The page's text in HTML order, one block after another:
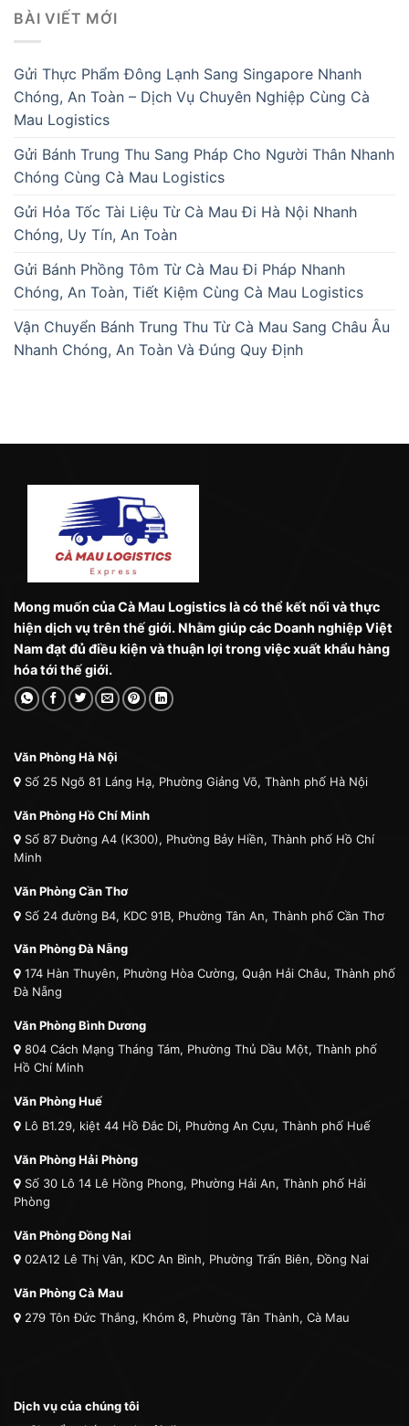
BÀI VIẾT MỚI
Gửi Thực Phẩm Đông Lạnh Sang Singapore Nhanh
Chóng, An Toàn – Dịch Vụ Chuyên Nghiệp Cùng Cà
Mau Logistics
Gửi Bánh Trung Thu Sang Pháp Cho Người Thân Nhanh
Chóng Cùng Cà Mau Logistics
Gửi Hỏa Tốc Tài Liệu Từ Cà Mau Đi Hà Nội Nhanh
Chóng, Uy Tín, An Toàn
Gửi Bánh Phồng Tôm Từ Cà Mau Đi Pháp Nhanh
Chóng, An Toàn, Tiết Kiệm Cùng Cà Mau Logistics
Vận Chuyển Bánh Trung Thu Từ Cà Mau Sang Châu Âu
Nhanh Chóng, An Toàn Và Đúng Quy Định
Mong muốn của Cà Mau Logistics là có thể kết nối và thực
hiện dịch vụ trên thế giới. Nhằm giúp các Doanh nghiệp Việt
Nam đạt đủ điều kiện và thuận lợi trong việc xuất khẩu hàng
hóa tới thế giới.
Văn Phòng Hà Nội
Số 25 Ngõ 81 Láng Hạ, Phường Giảng Võ, Thành phố Hà Nội
Văn Phòng Hồ Chí Minh
Số 87 Đường A4 (K300), Phường Bảy Hiền, Thành phố Hồ Chí
Minh
Văn Phòng Cần Thơ
Số 24 đường B4, KDC 91B, Phường Tân An, Thành phố Cần Thơ
Văn Phòng Đà Nẵng
174 Hàn Thuyên, Phường Hòa Cường, Quận Hải Châu, Thành phố
Đà Nẵng
Văn Phòng Bình Dương
804 Cách Mạng Tháng Tám, Phường Thủ Dầu Một, Thành phố
Hồ Chí Minh
Văn Phòng Huế
Lô B1.29, kiệt 44 Hồ Đắc Di, Phường An Cựu, Thành phố Huế
Văn Phòng Hải Phòng
Số 30 Lô 14 Lê Hồng Phong, Phường Hải An, Thành phố Hải
Phòng
Văn Phòng Đồng Nai
02A12 Lê Thị Vân, KDC An Bình, Phường Trấn Biên, Đồng Nai
Văn Phòng Cà Mau
279 Tôn Đức Thắng, Khóm 8, Phường Tân Thành, Cà Mau
Dịch vụ của chúng tôi